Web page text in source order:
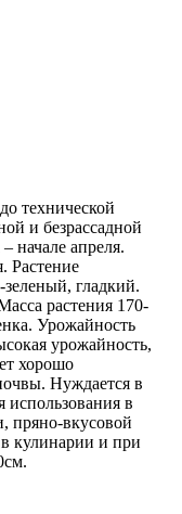
технической
и безрассадной
начале апреля.
Растение
гладкий.
растения 170-
Урожайность
урожайность,
хорошо
Нуждается в
использования в
пряно-вкусовой
в кулинарии и при